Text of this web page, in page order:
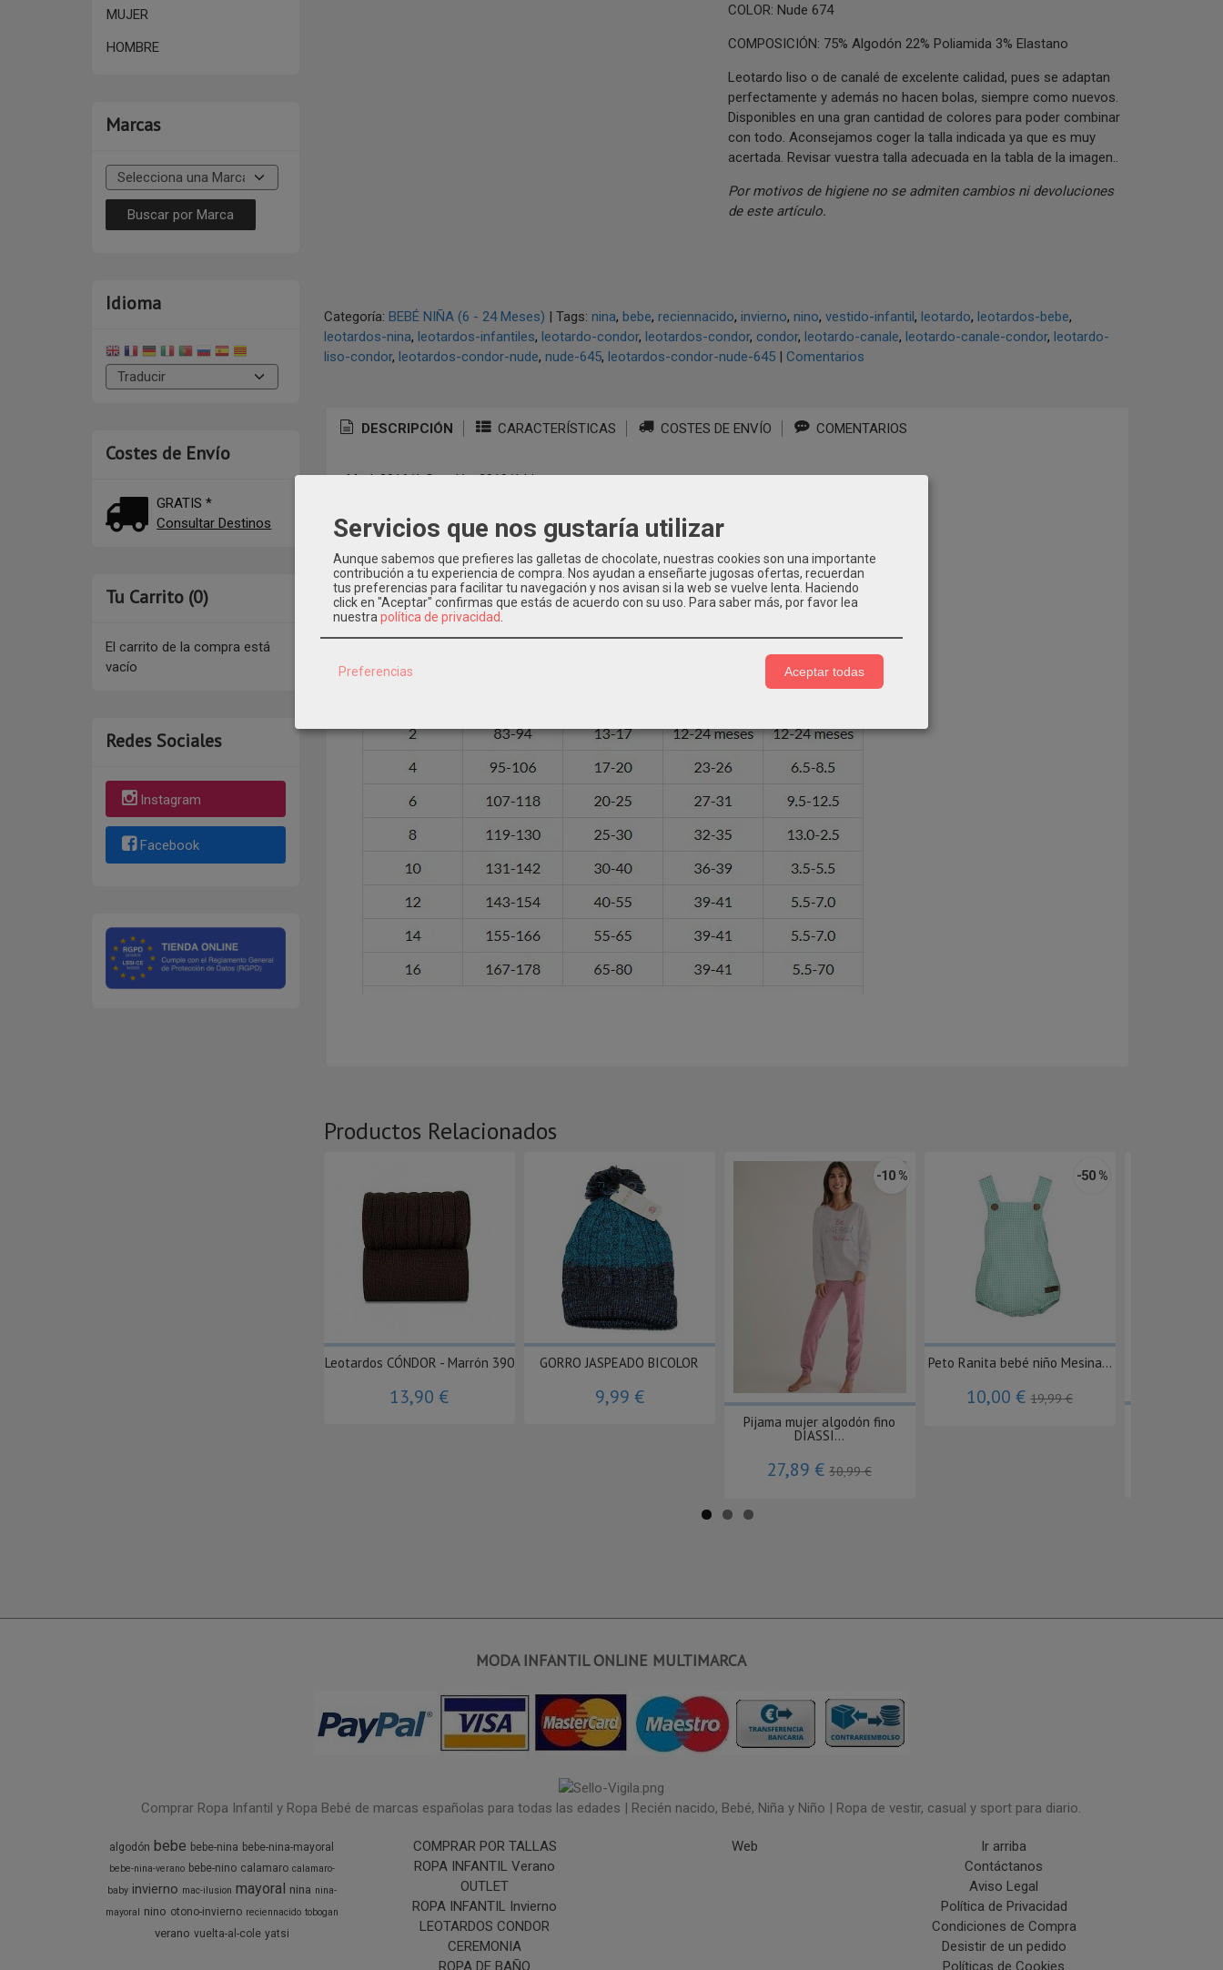
MUJER
HOMBRE
Marcas
Idioma
Costes de Envío
GRATIS *
Consultar Destinos
Tu Carrito (0)
El carrito de la compra está
vacío
Redes Sociales
Instagram
Facebook
COLOR: Nude 674
COMPOSICIÓN: 75% Algodón 22% Poliamida 3% Elastano
Leotardo liso o de canalé de excelente calidad, pues se adaptan
perfectamente y además no hacen bolas, siempre como nuevos.
Disponibles en una gran cantidad de colores para poder combinar
con todo. Aconsejamos coger la talla indicada ya que es muy
acertada. Revisar vuestra talla adecuada en la tabla de la imagen..
Por motivos de higiene no se admiten cambios ni devoluciones
de este artículo.
Categoría: BEBÉ NIÑA (6 - 24 Meses) | Tags: nina bebe reciennacido invierno nino vestido-infantil leotardo leotardos-bebe
leotardos-nina leotardos-infantiles leotardo-condor leotardos-condor condor leotardo-canale leotardo-canale-condor leotardo-
liso-condor leotardos-condor-nude nude-645 leotardos-condor-nude-645 | Comentarios
DESCRIPCIÓN CARACTERÍSTICAS COSTES DE ENVÍO COMENTARIOS
Mod: 2016/1 Canalé - 2019/1 Liso
Productos Relacionados
Leotardos CÓNDOR - Marrón 390
13,90 €
GORRO JASPEADO BICOLOR
9,99 €
-10 %
Pijama mujer algodón fino
DIASSI...
27,89 €30,99 €
-50 %
Peto Ranita bebé niño Mesina...
10,00 €19,99 €
MODA INFANTIL ONLINE MULTIMARCA
Comprar Ropa Infantil y Ropa Bebé de marcas españolas para todas las edades | Recién nacido, Bebé, Niña y Niño | Ropa de vestir, casual y sport para diario.
algodón bebe bebe-nina bebe-nina-mayoral
bebe-nina-verano bebe-nino calamaro calamaro-
baby invierno mac-ilusion mayoral nina nina-
mayoral
nino otono-invierno reciennacido tobogan
verano vuelta-al-cole yatsi
COMPRAR POR TALLAS
ROPA INFANTIL Verano
OUTLET
ROPA INFANTIL Invierno
LEOTARDOS CONDOR
CEREMONIA
ROPA DE BAÑO
Web
Ir arriba
Contáctanos
Aviso Legal
Política de Privacidad
Condiciones de Compra
Desistir de un pedido
Políticas de Cookies
Servicios que nos gustaría utilizar
Aunque sabemos que prefieres las galletas de chocolate, nuestras cookies son una importante
contribución a tu experiencia de compra. Nos ayudan a enseñarte jugosas ofertas, recuerdan
tus preferencias para facilitar tu navegación y nos avisan si la web se vuelve lenta. Haciendo
click en "Aceptar" confirmas que estás de acuerdo con su uso. Para saber más, por favor lea
nuestrapolítica de privacidad.
Preferencias Aceptar todas